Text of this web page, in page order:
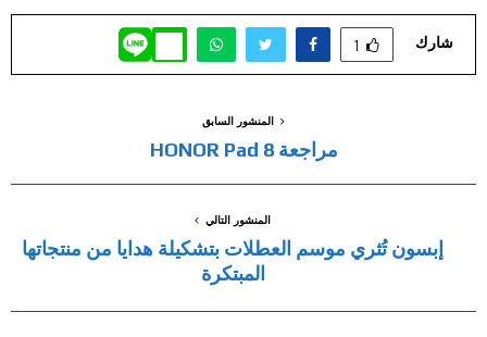
شارك 1
المنشور السابق
مراجعة HONOR Pad 8
المنشور التالي
إبسون تُثري موسم العطلات بتشكيلة هدايا من منتجاتها
المبتكرة